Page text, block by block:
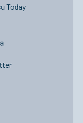
Today